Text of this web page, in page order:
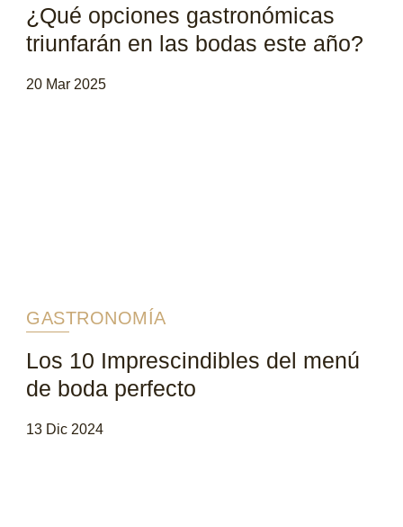
¿Qué opciones gastronómicas
triunfarán en las bodas este año?
20 Mar 2025
GASTRONOMÍA
Los 10 Imprescindibles del menú
de boda perfecto
13 Dic 2024